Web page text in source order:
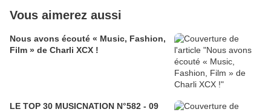
Vous aimerez aussi
Nous avons écouté « Music, Fashion,
Film » de Charli XCX !
LE TOP 30 MUSICNATION N°582 - 09